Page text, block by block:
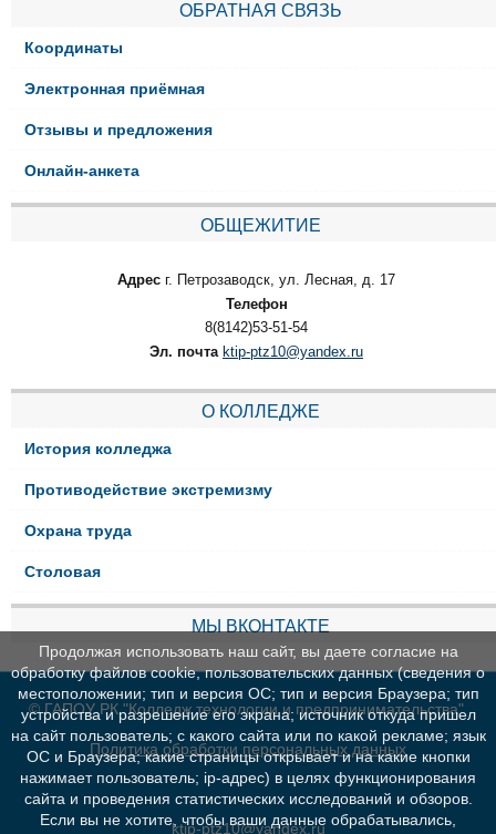
ОБРАТНАЯ СВЯЗЬ
Координаты
Электронная приёмная
Отзывы и предложения
Онлайн-анкета
ОБЩЕЖИТИЕ
Адрес г. Петрозаводск, ул. Лесная, д. 17
Телефон
8(8142)53-51-54
Эл. почта ktip-ptz10@yandex.ru
О КОЛЛЕДЖЕ
История колледжа
Противодействие экстремизму
Охрана труда
Столовая
МЫ ВКОНТАКТЕ
© ГАПОУ РК "Колледж технологии и предпринимательства"
Политика обработки персональных данных
ktip-ptz10@yandex.ru
Продолжая использовать наш сайт, вы даете согласие на
обработку файлов cookie, пользовательских данных (сведения о
местоположении; тип и версия ОС; тип и версия Браузера; тип
устройства и разрешение его экрана; источник откуда пришел
на сайт пользователь; с какого сайта или по какой рекламе; язык
ОС и Браузера; какие страницы открывает и на какие кнопки
нажимает пользователь; ip-адрес) в целях функционирования
сайта и проведения статистических исследований и обзоров.
Если вы не хотите, чтобы ваши данные обрабатывались,